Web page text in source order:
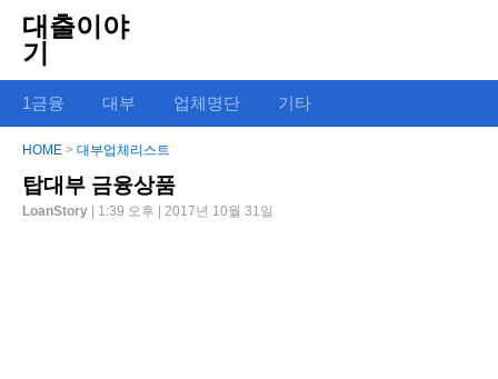
대출이야
기
1금융 대부 업체명단 기타
HOME > 대부업체리스트
탑대부 금융상품
LoanStory | 1:39 오후 | 2017년 10월 31일